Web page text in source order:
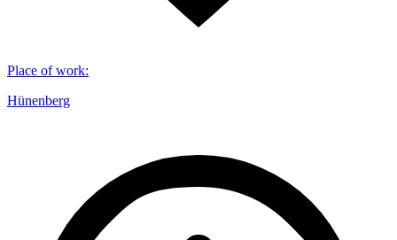
Place of work:
Hünenberg